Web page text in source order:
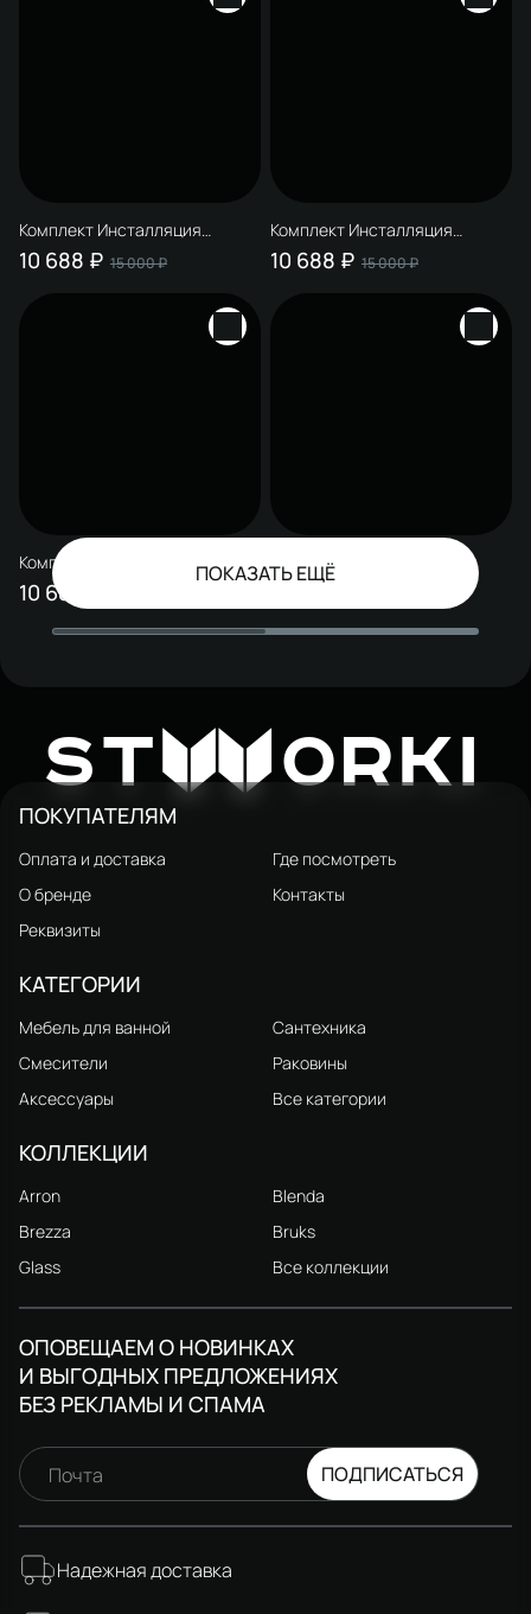
Комплект Инсталляция
STWORKI S510000 + Кнопка
Кронборг S28505BL цвет
10 688 ₽ 15 000 ₽
Комплект Инсталляция
STWORKI S510000 + Кнопка
Кронборг S28505GR цвет
10 688 ₽ 15 000 ₽
Комплект Инсталляция
STWORKI S510000 + Кнопка
Кронборг S28505YE цвет
матовый желтый
10 688 ₽
Комплект Инсталляция
STWORKI S510000 + Кнопка
Кронборг S28505R цвет
матовый красный
10 688 ₽
ПОКАЗАТЬ ЕЩЁ
STW ORKI
ПОКУПАТЕЛЯМ
Оплата и доставка
Где посмотреть
О бренде
Контакты
Реквизиты
КАТЕГОРИИ
Мебель для ванной
Сантехника
Смесители
Раковины
Аксессуары
Все категории
КОЛЛЕКЦИИ
Arron
Blenda
Brezza
Bruks
Glass
Все коллекции
ОПОВЕЩАЕМ О НОВИНКАХ
И ВЫГОДНЫХ ПРЕДЛОЖЕНИЯХ
БЕЗ РЕКЛАМЫ И СПАМА
Почта ПОДПИСАТЬСЯ
Надежная доставка